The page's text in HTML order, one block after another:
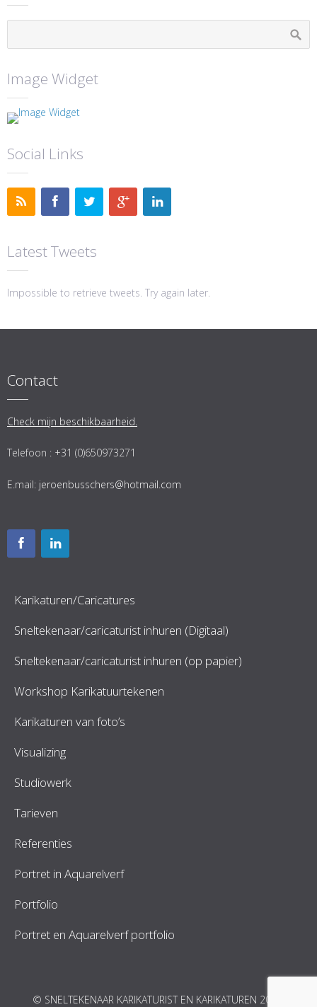
Image Widget
Social Links
Latest Tweets
Impossible to retrieve tweets. Try again later.
Contact
Check mijn beschikbaarheid.
Telefoon : +31 (0)650973271
E.mail: jeroenbusschers@hotmail.com
Karikaturen/Caricatures
Sneltekenaar/caricaturist inhuren (Digitaal)
Sneltekenaar/caricaturist inhuren (op papier)
Workshop Karikatuurtekenen
Karikaturen van foto’s
Visualizing
Studiowerk
Tarieven
Referenties
Portret in Aquarelverf
Portfolio
Portret en Aquarelverf portfolio
© SNELTEKENAAR KARIKATURIST EN KARIKATUREN 2026.